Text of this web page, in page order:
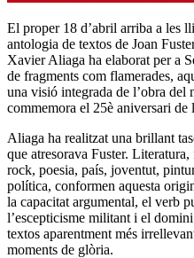
El proper 18 d’abril arriba a les
antologia de textos de Joan
Xavier Aliaga ha elaborat per a
de fragments com flamerades,
una visió integrada de l’obra del
commemora el 25è aniversari de
Aliaga ha realitzat una brillant
que atresorava Fuster.
rock, poesia, país, joventut,
política, conformen aquesta
la capacitat argumental, el verb
l’escepticisme militant i el
textos aparentment més
moments de glòria.